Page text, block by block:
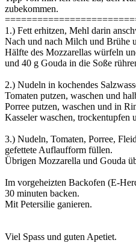
zubekommen.
1.) Fett erhitzen, Mehl darin
Nach und nach Milch und Brühe
Hälfte des Mozzarellas würfeln
und 40 g Gouda in die Soße
2.) Nudeln in kochendes
Tomaten putzen, waschen und
Porree putzen, waschen und in
Kasseler waschen, trockentupfen
3.) Nudeln, Tomaten, Porree,
gefettete Auflaufform füllen.
Übrigen Mozzarella und Gouda
Im vorgeheizten Backofen (E-
30 minuten backen.
Mit Petersilie ganieren.
Viel Spass und guten Apetiet.